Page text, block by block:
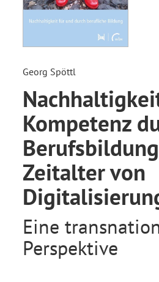
Georg Spöttl
Kompetenz
Zeitalter von
Eine
Perspektive